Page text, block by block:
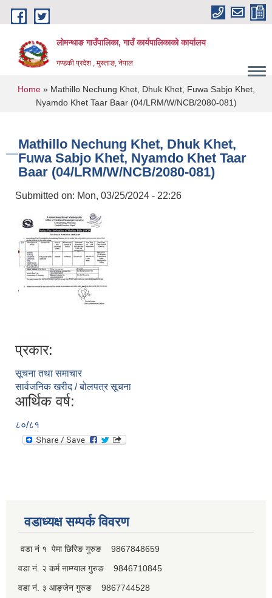
Skip to main content
लोमन्थाङ गाउँपालिका, गाउँ कार्यपालिकाको कार्यालय
गण्डकी प्रदेश , मुस्ताङ, नेपाल
You are here
Home» Mathillo Nechung Khet, Dhuk Khet, Fuwa Sabjo Khet,
Nyamdo Khet Taar Baar (04/LRM/W/NCB/2080-081)
Mathillo Nechung Khet, Dhuk Khet,
Fuwa Sabjo Khet, Nyamdo Khet Taar
Baar (04/LRM/W/NCB/2080-081)
Submitted on: Mon, 03/25/2024 - 22:26
प्रकार:
सूचना तथा समाचार
सार्वजनिक खरीद / बोलपत्र सूचना
आर्थिक वर्ष:
८०/८१
वडाध्यक्ष सम्पर्क विवरण
वडा नं १ पेमा छिरिङ गुरुङ 9867848659
वडा नं. २ कर्म नाम्ग्याल गुरुङ 9846710845
वडा नं. ३ आङ्जेन गुरुङ 9867744528